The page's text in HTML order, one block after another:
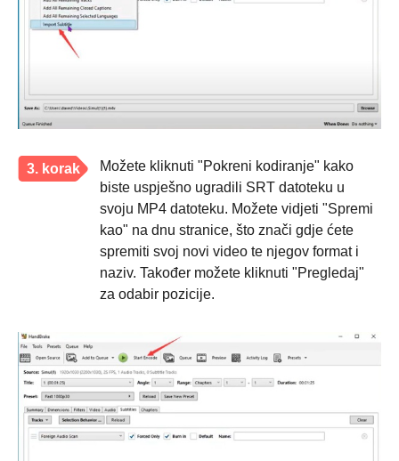
3. korak
Možete kliknuti "Pokreni kodiranje" kako
biste uspješno ugradili SRT datoteku u
svoju MP4 datoteku. Možete vidjeti "Spremi
kao" na dnu stranice, što znači gdje ćete
spremiti svoj novi video te njegov format i
naziv. Također možete kliknuti "Pregledaj"
za odabir pozicije.